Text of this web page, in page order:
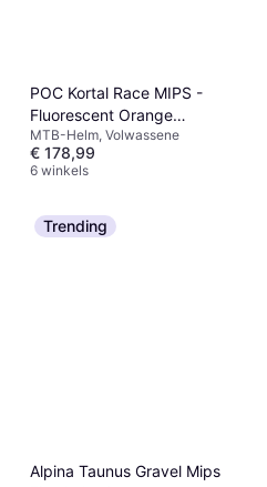
POC Kortal Race MIPS -
Fluorescent Orange
AVIP/Uranium Black Matt
MTB-Helm, Volwassene
€ 178,99
6 winkels
Trending
Alpina Taunus Gravel Mips